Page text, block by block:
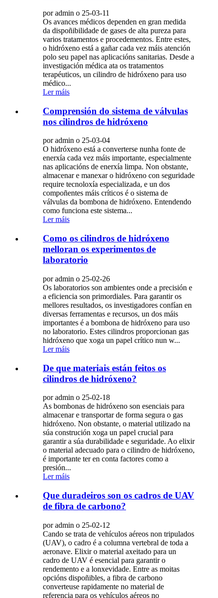
por admin o 25-03-11
Os avances médicos dependen en gran medida
da dispoñibilidade de gases de alta pureza para
varios tratamentos e procedementos. Entre estes,
o hidróxeno está a gañar cada vez máis atención
polo seu papel nas aplicacións sanitarias. Desde a
investigación médica ata os tratamentos
terapéuticos, un cilindro de hidróxeno para uso
médico...
Ler máis
Comprensión do sistema de válvulas
nos cilindros de hidróxeno
por admin o 25-03-04
O hidróxeno está a converterse nunha fonte de
enerxía cada vez máis importante, especialmente
nas aplicacións de enerxía limpa. Non obstante,
almacenar e manexar o hidróxeno con seguridade
require tecnoloxía especializada, e un dos
compoñentes máis críticos é o sistema de
válvulas da bombona de hidróxeno. Entendendo
como funciona este sistema...
Ler máis
Como os cilindros de hidróxeno
melloran os experimentos de
laboratorio
por admin o 25-02-26
Os laboratorios son ambientes onde a precisión e
a eficiencia son primordiales. Para garantir os
mellores resultados, os investigadores confían en
diversas ferramentas e recursos, un dos máis
importantes é a bombona de hidróxeno para uso
no laboratorio. Estes cilindros proporcionan gas
hidróxeno que xoga un papel crítico nun w...
Ler máis
De que materiais están feitos os
cilindros de hidróxeno?
por admin o 25-02-18
As bombonas de hidróxeno son esenciais para
almacenar e transportar de forma segura o gas
hidróxeno. Non obstante, o material utilizado na
súa construción xoga un papel crucial para
garantir a súa durabilidade e seguridade. Ao elixir
o material adecuado para o cilindro de hidróxeno,
é importante ter en conta factores como a
presión...
Ler máis
Que duradeiros son os cadros de UAV
de fibra de carbono?
por admin o 25-02-12
Cando se trata de vehículos aéreos non tripulados
(UAV), o cadro é a columna vertebral de toda a
aeronave. Elixir o material axeitado para un
cadro de UAV é esencial para garantir o
rendemento e a lonxevidade. Entre as moitas
opcións dispoñibles, a fibra de carbono
converteuse rapidamente no material de
referencia para os vehículos aéreos no